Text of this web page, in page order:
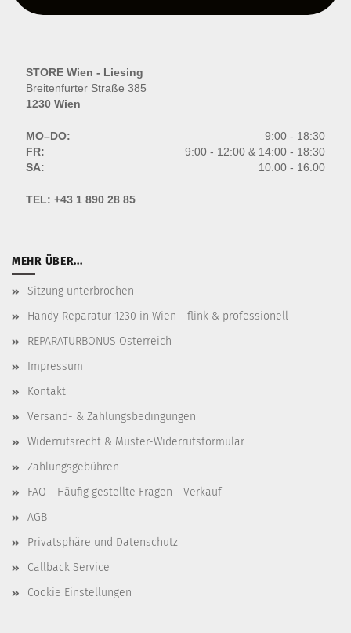
STORE Wien - Liesing
Breitenfurter Straße 385
1230 Wien
MO–DO:
9:00 - 18:30
FR:
9:00 - 12:00 & 14:00 - 18:30
SA:
10:00 - 16:00
TEL: +43 1 890 28 85
MEHR ÜBER...
Sitzung unterbrochen
Handy Reparatur 1230 in Wien - flink & professionell
REPARATURBONUS Österreich
Impressum
Kontakt
Versand- & Zahlungsbedingungen
Widerrufsrecht & Muster-Widerrufsformular
Zahlungsgebühren
FAQ - Häufig gestellte Fragen - Verkauf
AGB
Privatsphäre und Datenschutz
Callback Service
Cookie Einstellungen